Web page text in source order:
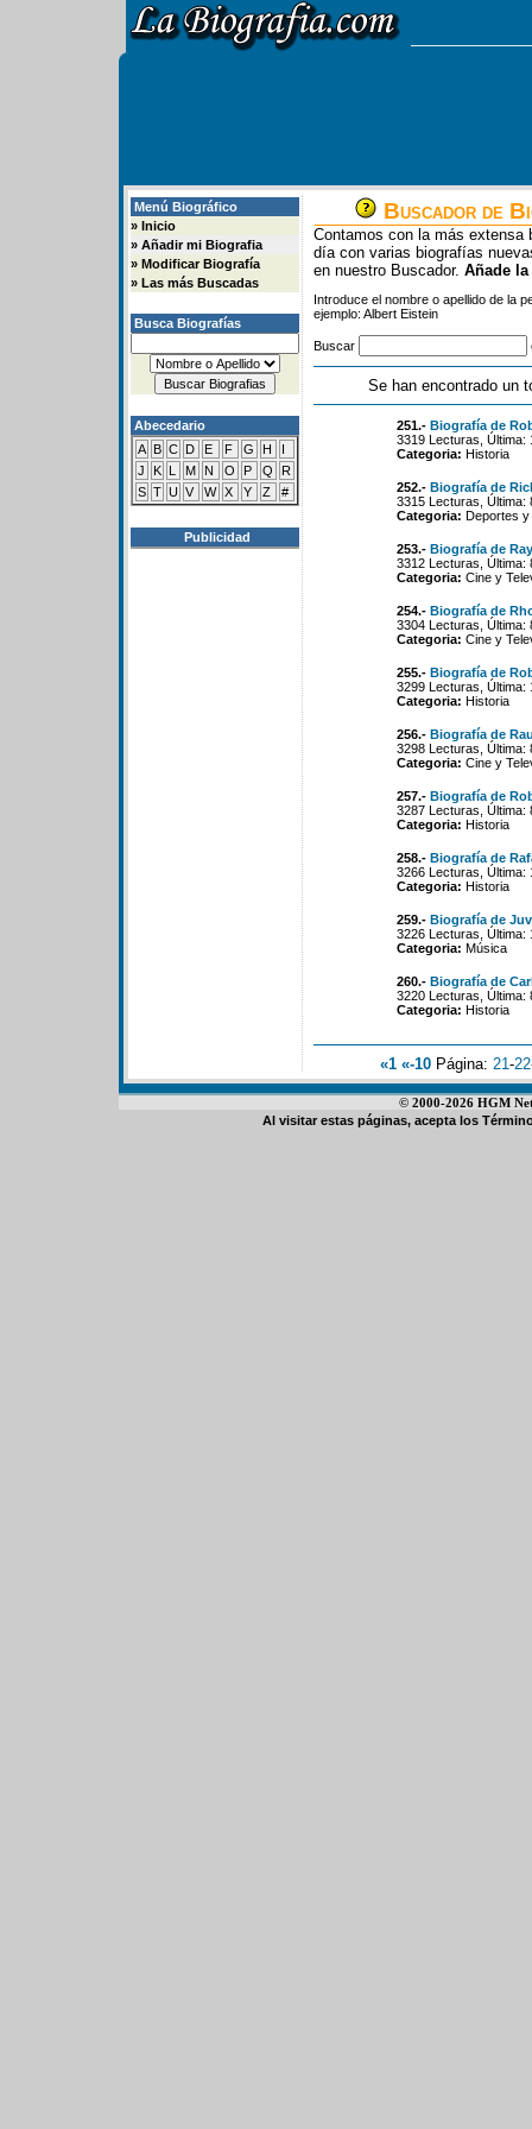
Menú Biográfico
» Inicio
» Añadir mi Biografia
» Modificar Biografía
» Las más Buscadas
Busca Biografías
Abecedario
A B C D E F G H
I
J
K L M N O P Q
R
S T U V W X Y Z #
Publicidad
Buscador de
Contamos con la más extensa
día con varias biografías
en nuestro Buscador. Añade
Introduce el nombre o apellido de la
ejemplo: Albert Eistein
Buscar
Se han encontrado un
251.- Biografía de
3319 Lecturas, Última:
Categoria: Historia
252.- Biografía de
3315 Lecturas, Última:
Categoria: Deportes
253.- Biografía de
3312 Lecturas, Última:
Categoria: Cine y
254.- Biografía de
3304 Lecturas, Última:
Categoria: Cine y
255.- Biografía de
3299 Lecturas, Última:
Categoria: Historia
256.- Biografía de
3298 Lecturas, Última:
Categoria: Cine y
257.- Biografía de
3287 Lecturas, Última:
Categoria: Historia
258.- Biografía de
3266 Lecturas, Última:
Categoria: Historia
259.- Biografía de
3226 Lecturas, Última:
Categoria: Música
260.- Biografía de
3220 Lecturas, Última:
Categoria: Historia
«1 «-10 Página: 21-22
© 2000-2026 HGM
Al visitar estas páginas, acepta los